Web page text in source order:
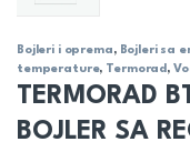
Bojleri i oprema, Bojleri sa
temperature, Termorad ,
TERMORAD
BOJLER SA